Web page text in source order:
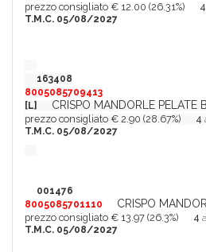
prezzo consigliato € 12.00 (26.31%) 4
T.M.C. 05/08/2027
163408
8005085709413
[L]
CRISPO MANDORLE PELATE
prezzo consigliato € 2.90 (28.67%) 4
T.M.C. 05/08/2027
001476
8005085701110
CRISPO
prezzo consigliato € 13.97 (26.3%) 4
T.M.C. 05/08/2027